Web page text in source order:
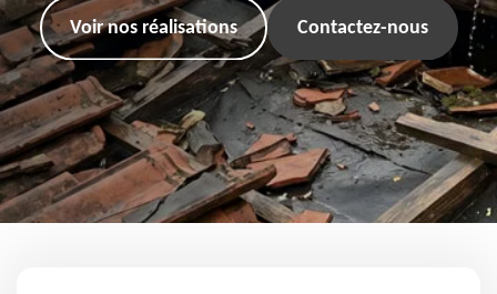
Voir nos réalisations Contactez-nous